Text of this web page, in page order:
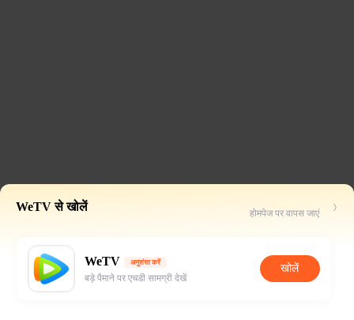
WeTV से खोलें होमपेज पर वापस जाएं
WeTV अनुशंसा करें
बड़े पैमाने पर एचडी सामग्री देखें
खोलें